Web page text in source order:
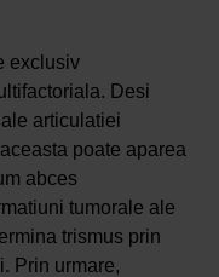
exclusiv
Desi
articulatiei
poate aparea
abces
tumorale ale
trismus prin
Prin urmare,